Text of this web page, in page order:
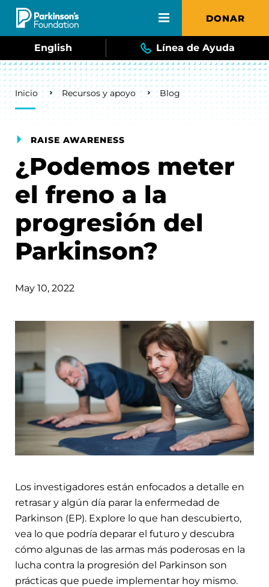
Skip to main content DONAR
English Línea de Ayuda
Breadcrumb
Inicio Recursos y apoyo Blog
RAISE AWARENESS
¿Podemos meter
el freno a la
progresión del
Parkinson?
May 10, 2022
Los investigadores están enfocados a detalle en
retrasar y algún día parar la enfermedad de
Parkinson (EP). Explore lo que han descubierto,
vea lo que podría deparar el futuro y descubra
cómo algunas de las armas más poderosas en la
lucha contra la progresión del Parkinson son
prácticas que puede implementar hoy mismo.